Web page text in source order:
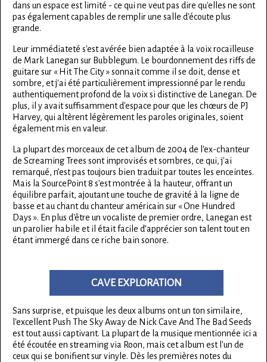
dans un espace est limité - ce qui ne veut pas dire qu'elles ne sont
pas également capables de remplir une salle d'écoute plus
grande.
Leur immédiateté s'est avérée bien adaptée à la voix rocailleuse
de Mark Lanegan sur Bubblegum. Le bourdonnement des riffs de
guitare sur « Hit The City » sonnait comme il se doit, dense et
sombre, et j'ai été particulièrement impressionné par le rendu
authentiquement profond de la voix si distinctive de Lanegan. De
plus, il y avait suffisamment d'espace pour que les chœurs de PJ
Harvey, qui altèrent légèrement les paroles originales, soient
également mis en valeur.
La plupart des morceaux de cet album de 2004 de l'ex-chanteur
de Screaming Trees sont improvisés et sombres, ce qui, j'ai
remarqué, n’est pas toujours bien traduit par toutes les enceintes.
Mais la SourcePoint 8 s'est montrée à la hauteur, offrant un
équilibre parfait, ajoutant une touche de gravité à la ligne de
basse et au chant du chanteur américain sur « One Hundred
Days ». En plus d'être un vocaliste de premier ordre, Lanegan est
un parolier habile et il était facile d’apprécier son talent tout en
étant immergé dans ce riche bain sonore.
CAVE EXPLORATION
Sans surprise, et puisque les deux albums ont un ton similaire,
l'excellent Push The Sky Away de Nick Cave And The Bad Seeds
est tout aussi captivant. La plupart de la musique mentionnée ici a
été écoutée en streaming via Roon, mais cet album est l'un de
ceux qui se bonifient sur vinyle. Dès les premières notes du